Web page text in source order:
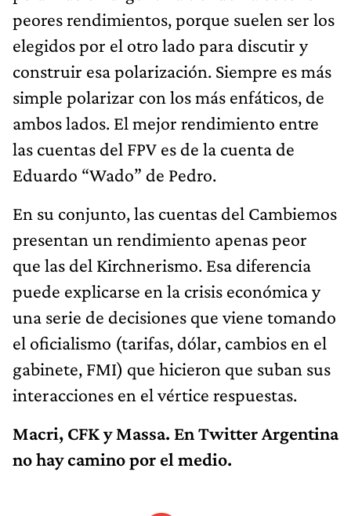
peores rendimientos, porque suelen ser los
elegidos por el otro lado para discutir y
construir esa polarización. Siempre es más
simple polarizar con los más enfáticos, de
ambos lados. El mejor rendimiento entre
las cuentas del FPV es de la cuenta de
Eduardo “Wado” de Pedro.
En su conjunto, las cuentas del Cambiemos
presentan un rendimiento apenas peor
que las del Kirchnerismo. Esa diferencia
puede explicarse en la crisis económica y
una serie de decisiones que viene tomando
el oficialismo (tarifas, dólar, cambios en el
gabinete, FMI) que hicieron que suban sus
interacciones en el vértice respuestas.
Macri, CFK y Massa. En Twitter Argentina
no hay camino por el medio.